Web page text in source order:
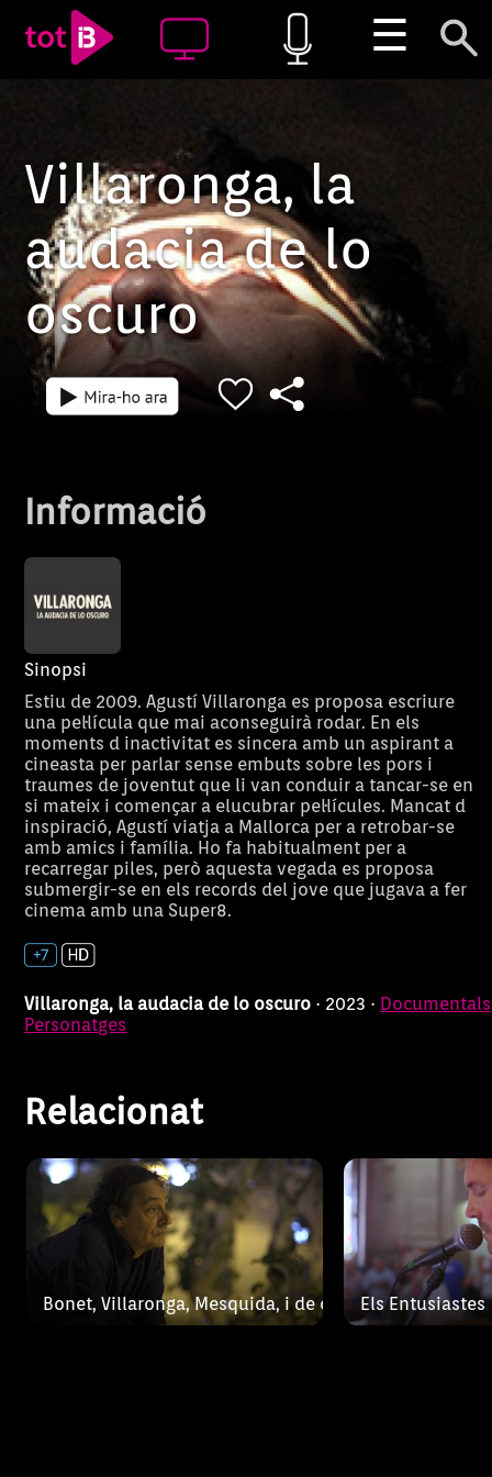
☰
Villaronga, la
audacia de lo
oscuro
Informació
Sinopsi
Estiu de 2009. Agustí Villaronga es proposa escriure
una pel·lícula que mai aconseguirà rodar. En els
moments d inactivitat es sincera amb un aspirant a
cineasta per parlar sense embuts sobre les pors i
traumes de joventut que li van conduir a tancar-se en
si mateix i començar a elucubrar pel·lícules. Mancat d
inspiració, Agustí viatja a Mallorca per a retrobar-se
amb amics i família. Ho fa habitualment per a
recarregar piles, però aquesta vegada es proposa
submergir-se en els records del jove que jugava a fer
cinema amb una Super8.
Villaronga, la audacia de lo oscuro · 2023 · Documentals
Personatges
Relacionat
Bonet, Villaronga, Mesquida, i de cop el plaer
Bonet, Villaronga,
Mesquida, i de
cop el plaer
d'escriure dins
l'aigua
Basat en els testimonis vius i
directes de Maria del Mar
Bonet, Agustí Villaronga i Biel
i descobreix els tres amics, les
tres veus de combat. Tres veus
Els Entusiastes
Illes Balears.